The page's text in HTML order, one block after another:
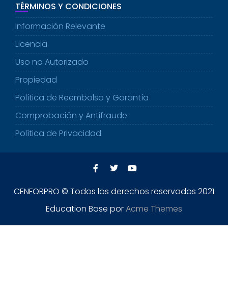
TÉRMINOS Y CONDICIONES
Información Relevante
Licencia
Uso no Autorizado
Propiedad
Política de Reembolso y Garantía
Comprobación y Antifraude
Política de Privacidad
CENFORPRO © Todos los derechos reservados 2021
Education Base porAcme Themes